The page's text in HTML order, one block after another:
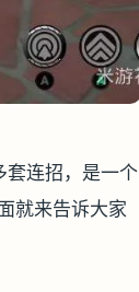
套连招，是一个
就来告诉大家